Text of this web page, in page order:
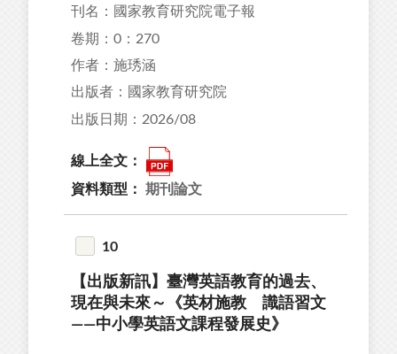
刊名：國家教育研究院電子報
卷期：0：270
作者：施琇涵
出版者：國家教育研究院
出版日期：2026/08
線上全文：
資料類型： 期刊論文
10
【出版新訊】臺灣英語教育的過去、
現在與未來～《英材施教 識語習文
——中小學英語文課程發展史》